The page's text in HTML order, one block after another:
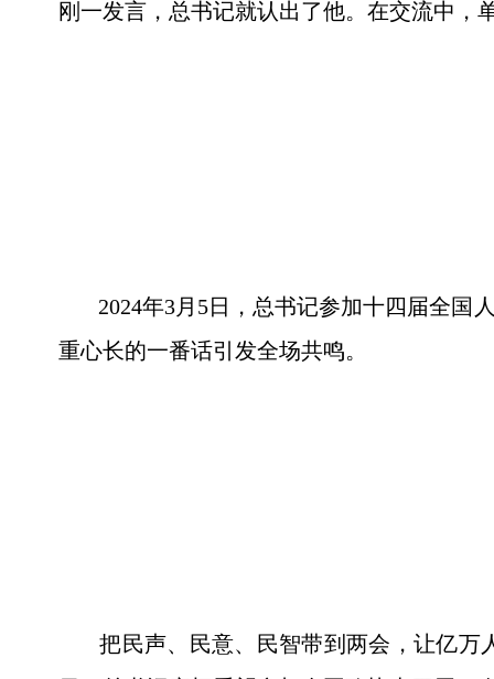
刚一发言，总书记就认出了他。在交流中，
2024年3月5日，总书记参加十四届全国
重心长的一番话引发全场共鸣。
把民声、民意、民智带到两会，让亿万